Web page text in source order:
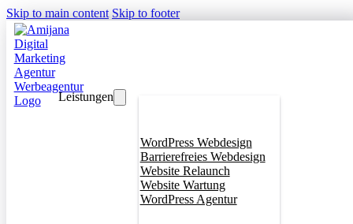
Skip to main content Skip to footer
Leistungen
WordPress Webdesign
Barrierefreies Webdesign
Website Relaunch
Website Wartung
WordPress Agentur